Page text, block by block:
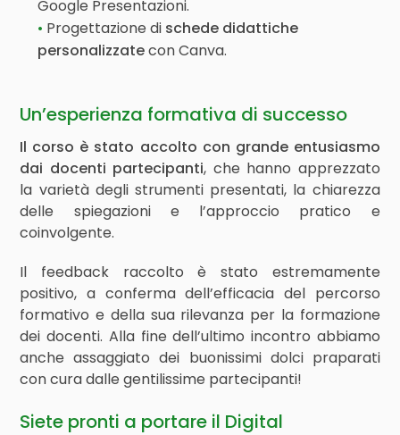
Google Presentazioni.
Progettazione di schede didattiche
personalizzatecon Canva.
Un’esperienza formativa di successo
Il corso è stato accolto con grande entusiasmo
dai docenti partecipanti, che hanno apprezzato
la varietà degli strumenti presentati, la chiarezza
delle spiegazioni e l’approccio pratico e
coinvolgente.
Il feedback raccolto è stato estremamente
positivo, a conferma dell’efficacia del percorso
formativo e della sua rilevanza per la formazione
dei docenti. Alla fine dell’ultimo incontro abbiamo
anche assaggiato dei buonissimi dolci praparati
con cura dalle gentilissime partecipanti!
Siete pronti a portare il Digital